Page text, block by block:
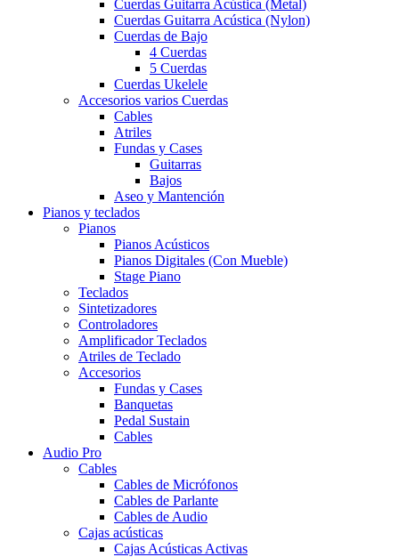
Cuerdas Guitarra Acústica (Metal)
Cuerdas Guitarra Acústica (Nylon)
Cuerdas de Bajo
4 Cuerdas
5 Cuerdas
Cuerdas Ukelele
Accesorios varios Cuerdas
Cables
Atriles
Fundas y Cases
Guitarras
Bajos
Aseo y Mantención
Pianos y teclados
Pianos
Pianos Acústicos
Pianos Digitales (Con Mueble)
Stage Piano
Teclados
Sintetizadores
Controladores
Amplificador Teclados
Atriles de Teclado
Accesorios
Fundas y Cases
Banquetas
Pedal Sustain
Cables
Audio Pro
Cables
Cables de Micrófonos
Cables de Parlante
Cables de Audio
Cajas acústicas
Cajas Acústicas Activas